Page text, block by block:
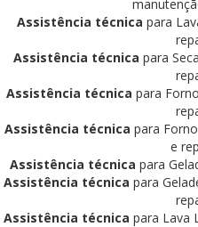
Assistência técnica para
Assistência técnica para
Assistência técnica para
Assistência técnica para
e
Assistência técnica para
Assistência técnica para
Assistência técnica para Lava